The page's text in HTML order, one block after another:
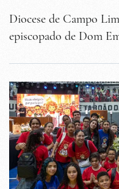
Diocese de Campo
episcopado de Dom